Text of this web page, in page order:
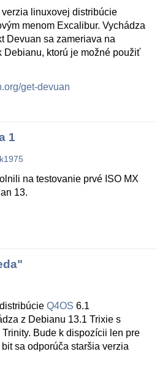
linuxovej distribúcie
menom Excalibur. Vychádza
Devuan sa zameriava na
Debianu, ktorú je možné použiť
get-devuan
1
na testovanie prvé ISO MX
13.
Q4OS 6.1
z Debianu 13.1 Trixie s
Bude k dispozícii len pre
sa odporúča staršia verzia